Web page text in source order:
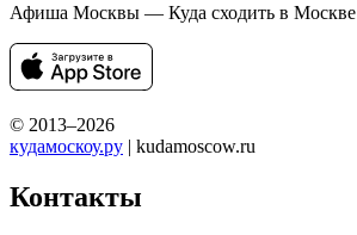
Афиша Москвы — Куда сходить в Москве
© 2013–2026
кудамоскоу.ру | kudamoscow.ru
Контакты